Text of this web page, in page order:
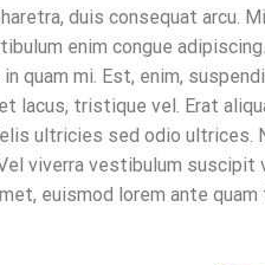
duis consequat arcu.
enim congue
quam mi. Est, enim,
lacus, tristique vel. Erat
ultricies sed odio ultrices.
viverra vestibulum
euismod lorem ante quam